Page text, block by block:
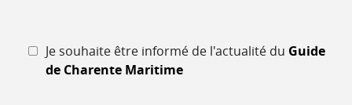
Je souhaite être informé de l'actualité du Guide
de Charente Maritime